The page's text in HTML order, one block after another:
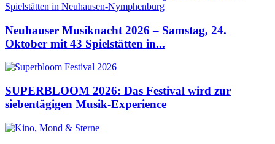
Neuhauser Musiknacht 2026 – Samstag, 24.
Oktober mit 43 Spielstätten in...
SUPERBLOOM 2026: Das Festival wird zur
siebentägigen Musik-Experience